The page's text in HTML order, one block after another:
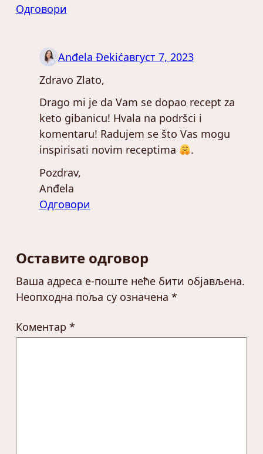
Одговори
Anđela Đekićавгуст 7, 2023
Zdravo Zlato,
Drago mi je da Vam se dopao recept za
keto gibanicu! Hvala na podršci i
komentaru! Radujem se što Vas mogu
inspirisati novim receptima
.
Pozdrav,
Anđela
Одговори
Оставите одговор
Ваша адреса е-поште неће бити објављена.
Неопходна поља су означена *
Коментар *